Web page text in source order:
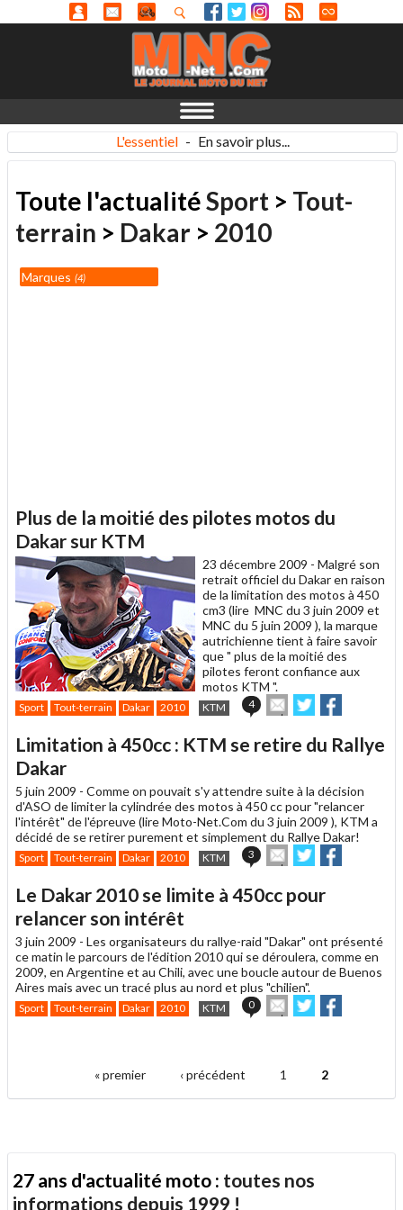
L'essentiel - En savoir plus...
Toute l'actualitéSport > Tout-
terrain > Dakar > 2010
Marques 4
Plus de la moitié des pilotes motos du
Dakar sur KTM
23 décembre 2009 - Malgré son
retrait officiel du Dakar en raison
de la limitation des motos à 450
cm3 (lire MNC du 3 juin 2009 et
MNC du 5 juin 2009 ), la marque
autrichienne tient à faire savoir
que " plus de la moitié des
pilotes feront confiance aux
motos KTM ".
Sport Tout-terrain Dakar 2010 KTM 4
Envoyer
cet
à
Partager
sur sur
Limitation à 450cc : KTM se retire du Rallye
Dakar
5 juin 2009 - Comme on pouvait s'y attendre suite à la décision
d'ASO de limiter la cylindrée des motos à 450 cc pour "relancer
l'intérêt" de l'épreuve (lire Moto-Net.Com du 3 juin 2009 ), KTM a
décidé de se retirer purement et simplement du Rallye Dakar!
Sport Tout-terrain Dakar 2010 KTM 3
Envoyer
cet
à
Partager
sur sur
Le Dakar 2010 se limite à 450cc pour
relancer son intérêt
3 juin 2009 - Les organisateurs du rallye-raid "Dakar" ont présenté
ce matin le parcours de l'édition 2010 qui se déroulera, comme en
2009, en Argentine et au Chili, avec une boucle autour de Buenos
Aires mais avec un tracé plus au nord et plus "chilien".
Sport Tout-terrain Dakar 2010 KTM 0
Envoyer
cet
ami
Partager
sur sur
« premier ‹ précédent 1 2
27 ans d'actualité moto : toutes nos
informations depuis 1999 !